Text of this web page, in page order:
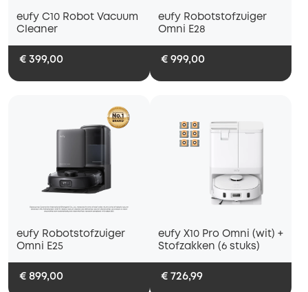
eufy C10 Robot Vacuum
Cleaner
€ 399,00
eufy Robotstofzuiger
Omni E28
€ 999,00
eufy Robotstofzuiger
Omni E25
€ 899,00
eufy X10 Pro Omni (wit) +
Stofzakken (6 stuks)
€ 726,99